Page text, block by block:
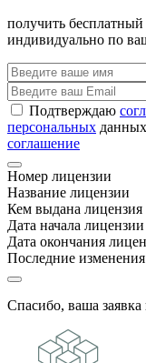
получить бесплатный
индивидуально по
Подтверждаю
персональных
соглашение
Номер лицензии
Название лицензии
Кем выдана лицензия
Дата начала лицензии
Дата окончания
Последние
Спасибо, ваша заявка